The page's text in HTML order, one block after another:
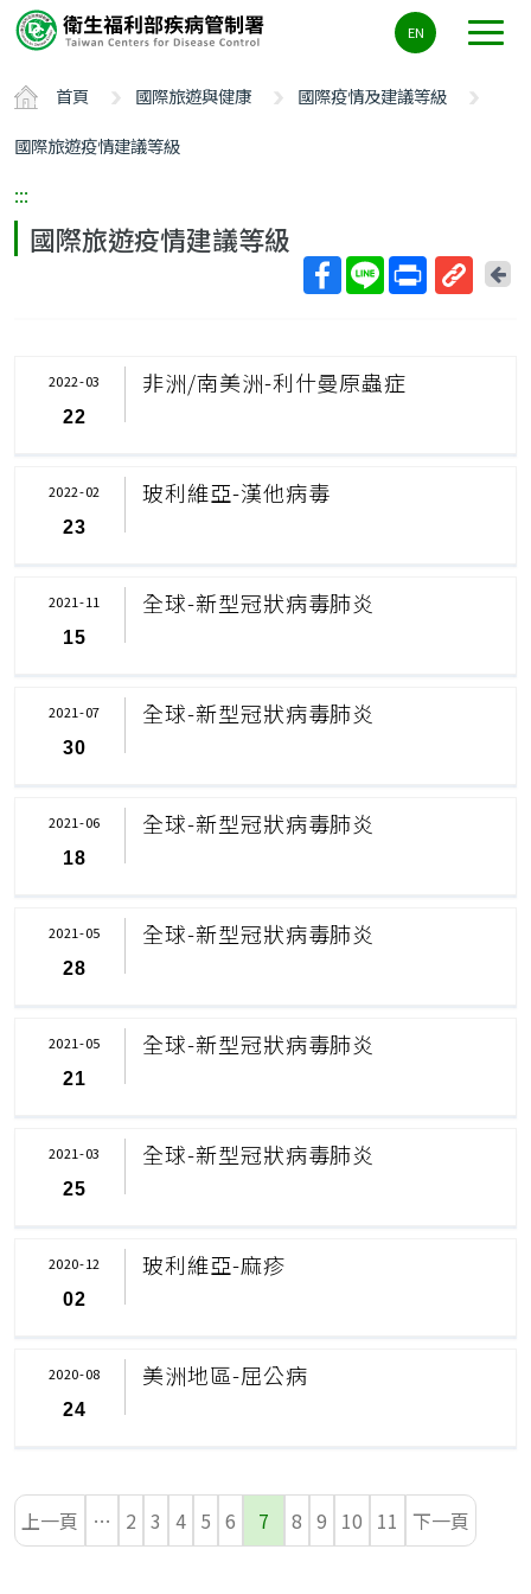
要
容
ALT+C
EN
首頁 國際旅遊與健康
國際疫情及建議等級
國際旅遊疫情建議等級
:::
國際旅遊疫情建議等級
回
非洲/南美洲-利什曼原蟲症
2022-03
22
玻利維亞-漢他病毒
2022-02
23
全球-新型冠狀病毒肺炎
2021-11
15
全球-新型冠狀病毒肺炎
2021-07
30
全球-新型冠狀病毒肺炎
2021-06
18
全球-新型冠狀病毒肺炎
2021-05
28
全球-新型冠狀病毒肺炎
2021-05
21
全球-新型冠狀病毒肺炎
2021-03
25
玻利維亞-麻疹
2020-12
02
美洲地區-屈公病
2020-08
24
上一頁 … 2 3 4 5 6 7 8 9 10 11 下一頁